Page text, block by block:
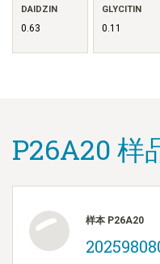
DAIDZIN
0.63
GLYCITIN
0.11
P26A20 样
样本 P26A20